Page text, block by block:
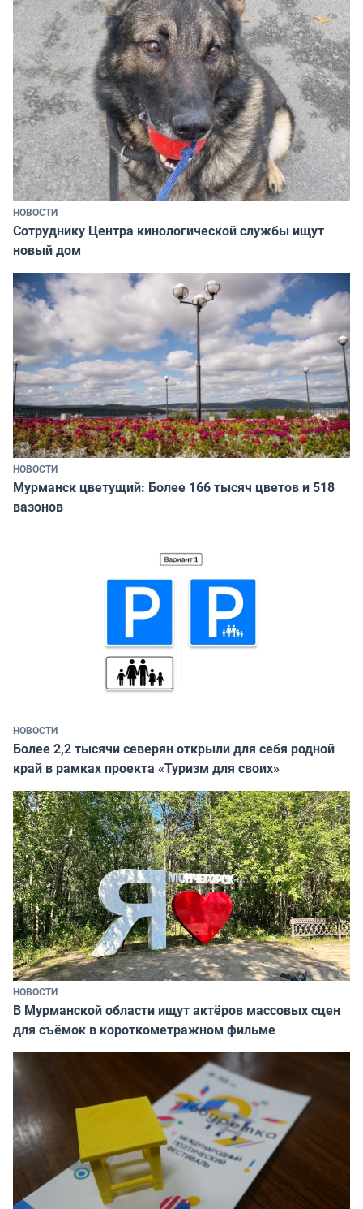
НОВОСТИ
Сотруднику Центра кинологической службы ищут
новый дом
НОВОСТИ
Мурманск цветущий: Более 166 тысяч цветов и 518
вазонов
НОВОСТИ
Более 2,2 тысячи северян открыли для себя родной
край в рамках проекта «Туризм для своих»
НОВОСТИ
В Мурманской области ищут актёров массовых сцен
для съёмок в короткометражном фильме